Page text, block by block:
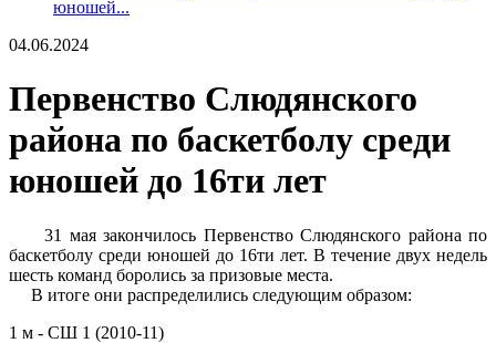
юношей...
04.06.2024
Первенство Слюдянского
района по баскетболу среди
юношей до 16ти лет
31 мая закончилось Первенство Слюдянского района по
баскетболу среди юношей до 16ти лет. В течение двух недель
шесть команд боролись за призовые места.
В итоге они распределились следующим образом:
1 м - СШ 1 (2010-11)